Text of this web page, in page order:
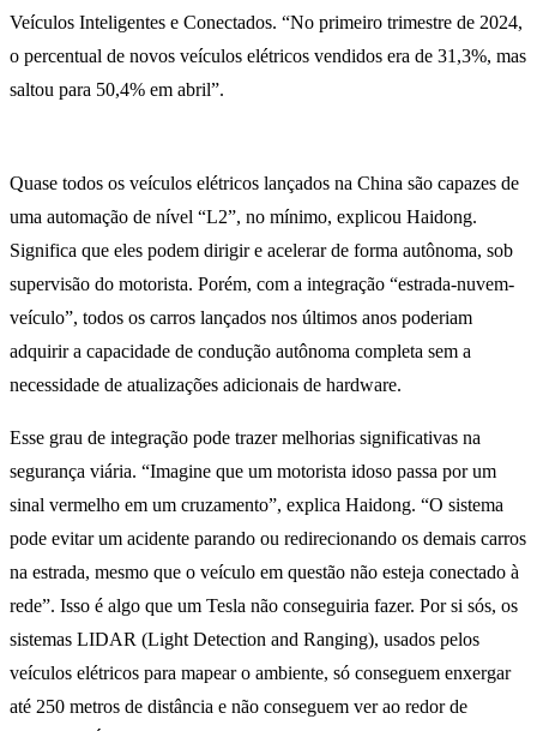
Veículos Inteligentes e Conectados. “No primeiro trimestre de 2024,
o percentual de novos veículos elétricos vendidos era de 31,3%, mas
saltou para 50,4% em abril”.
Quase todos os veículos elétricos lançados na China são capazes de
uma automação de nível “L2”, no mínimo, explicou Haidong.
Significa que eles podem dirigir e acelerar de forma autônoma, sob
supervisão do motorista. Porém, com a integração “estrada-nuvem-
veículo”, todos os carros lançados nos últimos anos poderiam
adquirir a capacidade de condução autônoma completa sem a
necessidade de atualizações adicionais de hardware.
Esse grau de integração pode trazer melhorias significativas na
segurança viária. “Imagine que um motorista idoso passa por um
sinal vermelho em um cruzamento”, explica Haidong. “O sistema
pode evitar um acidente parando ou redirecionando os demais carros
na estrada, mesmo que o veículo em questão não esteja conectado à
rede”. Isso é algo que um Tesla não conseguiria fazer. Por si sós, os
sistemas LIDAR (Light Detection and Ranging), usados pelos
veículos elétricos para mapear o ambiente, só conseguem enxergar
até 250 metros de distância e não conseguem ver ao redor de